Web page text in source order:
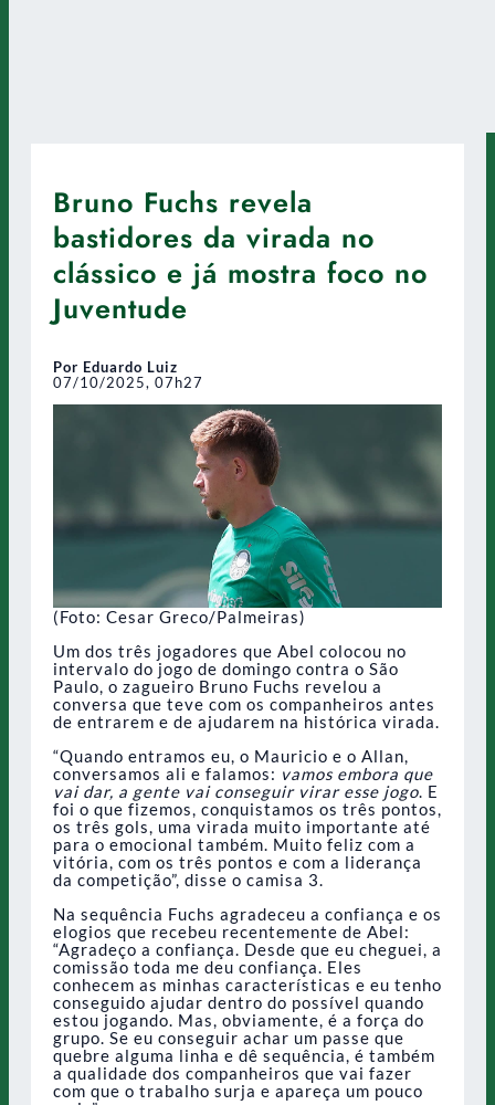
Bruno Fuchs revela
bastidores da virada no
clássico e já mostra foco no
Juventude
Por Eduardo Luiz
07/10/2025, 07h27
(Foto: Cesar Greco/Palmeiras)
Um dos três jogadores que Abel colocou no
intervalo do jogo de domingo contra o São
Paulo, o zagueiro Bruno Fuchs revelou a
conversa que teve com os companheiros antes
de entrarem e de ajudarem na histórica virada.
“Quando entramos eu, o Mauricio e o Allan,
conversamos ali e falamos: vamos embora que
vai dar, a gente vai conseguir virar esse jogo. E
foi o que fizemos, conquistamos os três pontos,
os três gols, uma virada muito importante até
para o emocional também. Muito feliz com a
vitória, com os três pontos e com a liderança
da competição”, disse o camisa 3.
Na sequência Fuchs agradeceu a confiança e os
elogios que recebeu recentemente de Abel:
“Agradeço a confiança. Desde que eu cheguei, a
comissão toda me deu confiança. Eles
conhecem as minhas características e eu tenho
conseguido ajudar dentro do possível quando
estou jogando. Mas, obviamente, é a força do
grupo. Se eu conseguir achar um passe que
quebre alguma linha e dê sequência, é também
a qualidade dos companheiros que vai fazer
com que o trabalho surja e apareça um pouco